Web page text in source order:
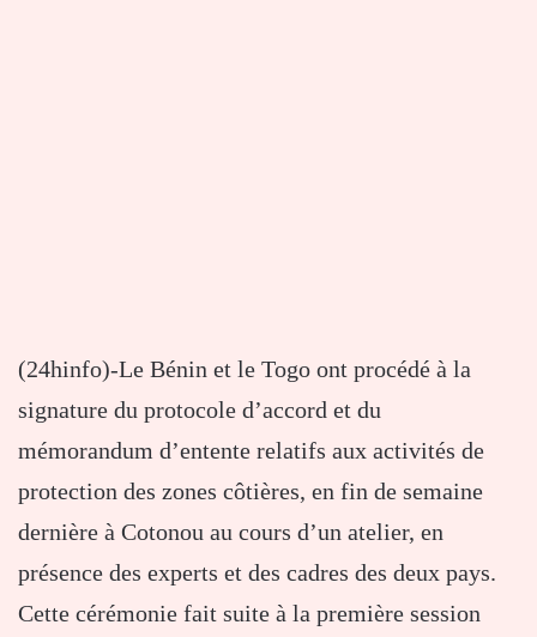
(24hinfo)-Le Bénin et le Togo ont procédé à la
signature du protocole d’accord et du
mémorandum d’entente relatifs aux activités de
protection des zones côtières, en fin de semaine
dernière à Cotonou au cours d’un atelier, en
présence des experts et des cadres des deux pays.
Cette cérémonie fait suite à la première session